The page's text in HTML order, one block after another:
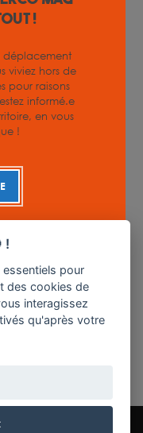
!
déplacement
viviez hors de
pour raisons
informé.e
en vous
!
!
pour
des cookies de
interagissez
qu'après votre